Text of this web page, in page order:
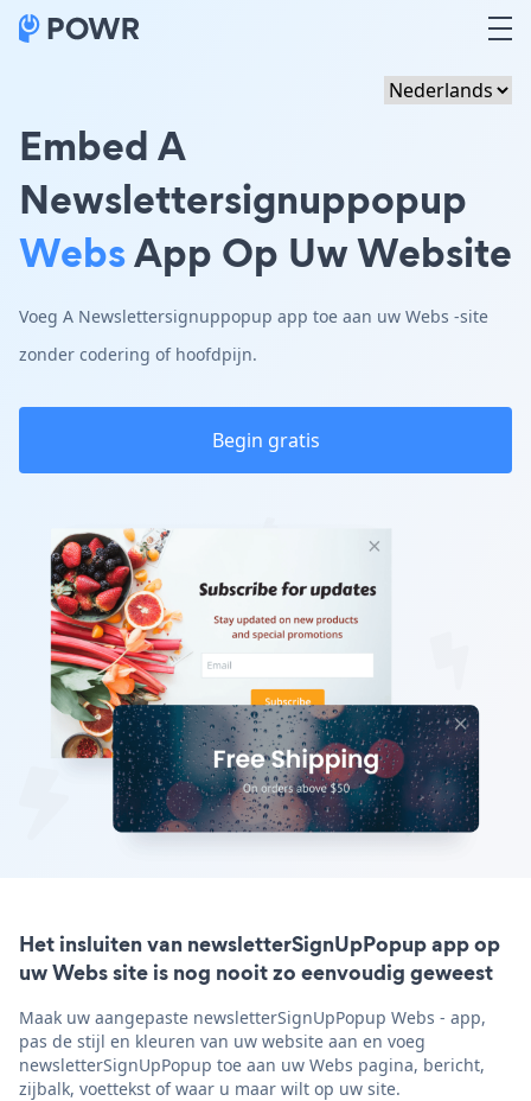
Embed A
Newslettersignuppopup
WebsApp Op Uw Website
Voeg A Newslettersignuppopup app toe aan uw Webs -site
zonder codering of hoofdpijn.
Begin gratis
Het insluiten van newsletterSignUpPopup app op
uw Webs site is nog nooit zo eenvoudig geweest
Maak uw aangepaste newsletterSignUpPopup Webs - app,
pas de stijl en kleuren van uw website aan en voeg
newsletterSignUpPopup toe aan uw Webs pagina, bericht,
zijbalk, voettekst of waar u maar wilt op uw site.